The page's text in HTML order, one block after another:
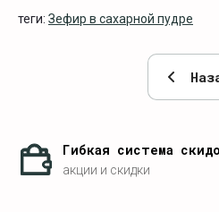
теги: Зефир в сахарной пудре
Гибкая система
акции и скидки